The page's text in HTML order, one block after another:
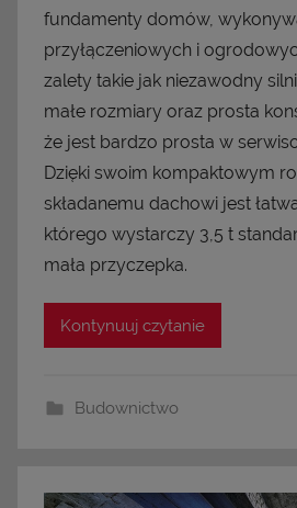
fundamenty domów,
przyłączeniowych i
zalety takie jak niezawodny
małe rozmiary oraz prosta
że jest bardzo prosta w
Dzięki swoim kompaktowym
składanemu dachowi jest
którego wystarczy 3,5 t
mała przyczepka.
Kontynuuj czytanie
Budownictwo